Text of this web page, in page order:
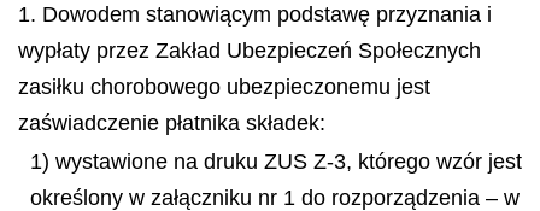
1. Dowodem stanowiącym podstawę przyznania i
wypłaty przez Zakład Ubezpieczeń Społecznych
zasiłku chorobowego ubezpieczonemu jest
zaświadczenie płatnika składek:
1) wystawione na druku ZUS Z-3, którego wzór jest
określony w załączniku nr 1 do rozporządzenia – w